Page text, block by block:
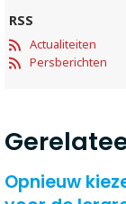
RSS
Actualiteiten
Persberichten
Opnieuw